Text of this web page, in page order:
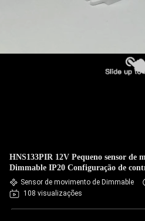
HNS133PIR 12V Pequeno sensor de
Dimmable IP20 Configuração de
Sensor de movimento de Dimmable
108 visualizações